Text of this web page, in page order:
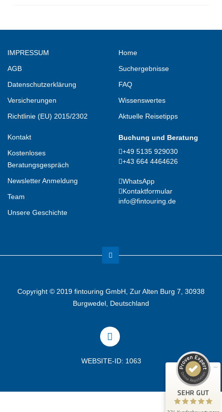
IMPRESSUM
AGB
Datenschutzerklärung
Versicherungen
Richtlinie (EU) 2015/2302
Home
Suchergebnisse
FAQ
Wissenswertes
Aktuelle Reisetipps
Kontakt
Kostenloses
Beratungsgespräch
Newsletter Anmeldung
Team
Unsere Geschichte
Buchung und Beratung
+49 5135 929030
+43 664 4464626
WhatsApp
Kontaktformular
info@fintouring.de
Copyright © 2019 fintouring GmbH, Zur Alten Burg 7, 30938
Burgwedel, Deutschland
WEBSITE-ID: 1063
SEHR GUT
Kundenbewertungen und Erfahrungen zu
fintouring GmbH
(1 Profil)
SEHR GUT
167
Bewertungen auf
ProvenExpert.com